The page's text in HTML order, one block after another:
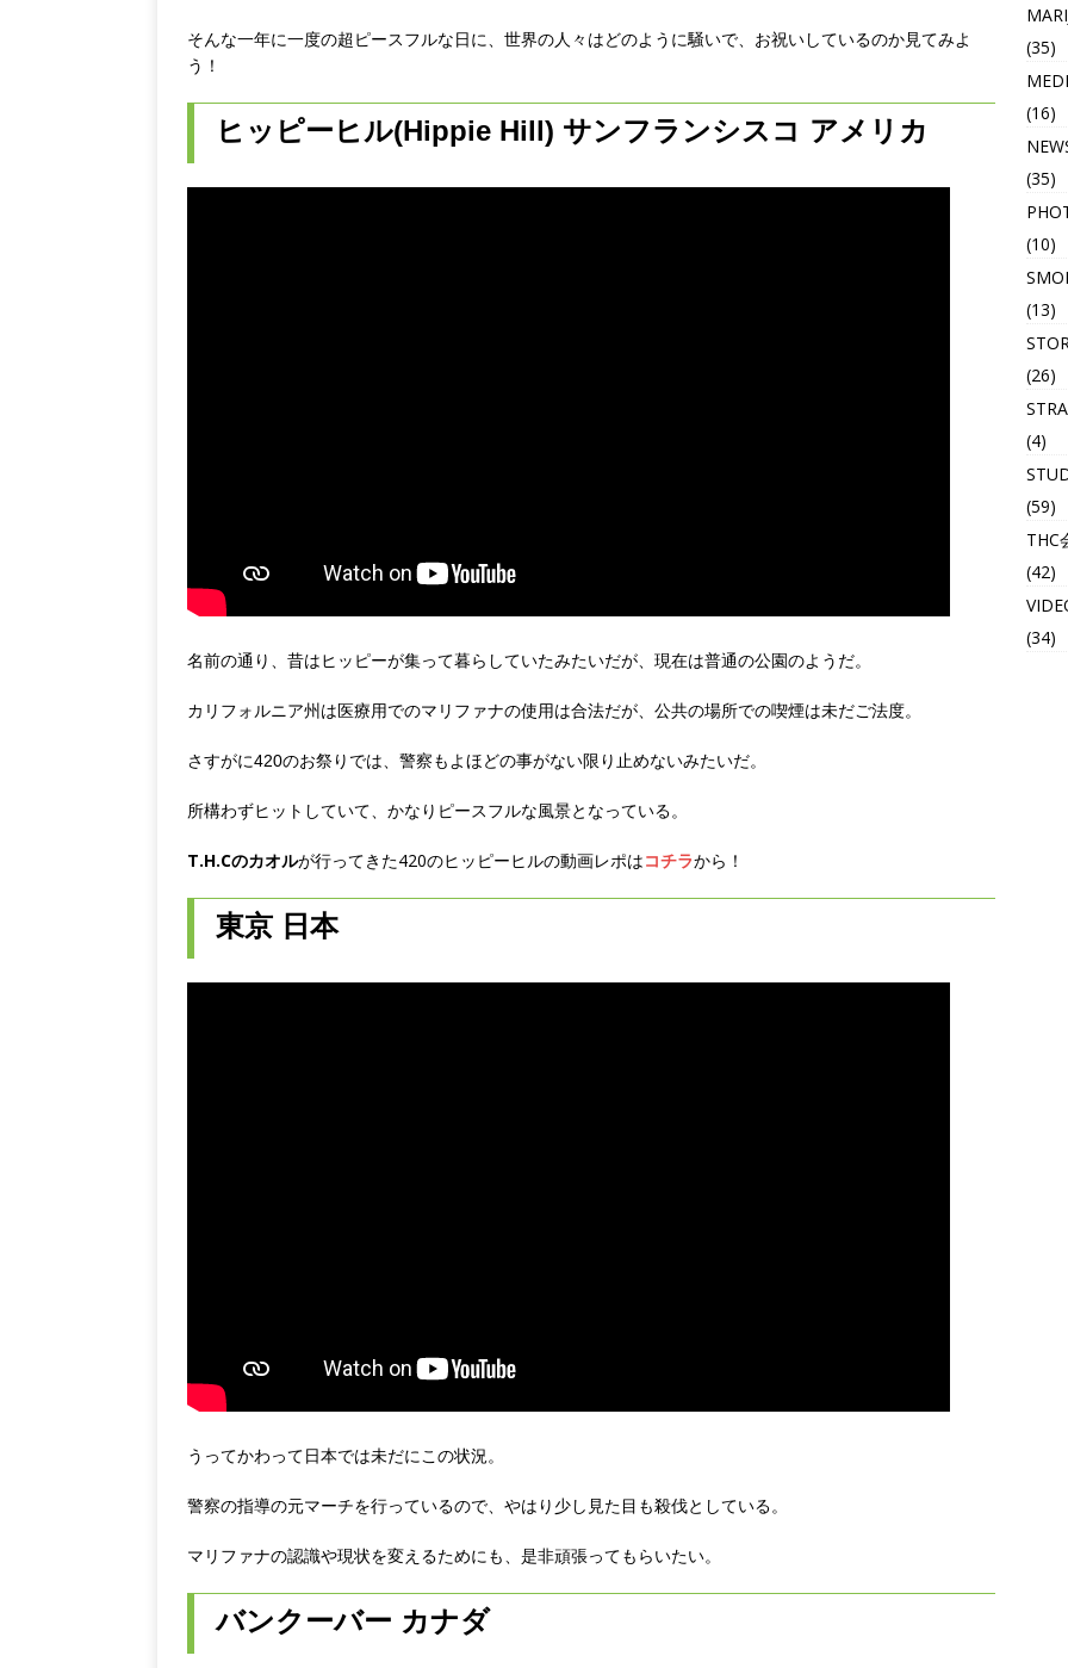
そんな一年に一度の超ピースフルな日に、世界の人々はどのように騒いで、お祝いしているのか見てみよ
う！
ヒッピーヒル(Hippie Hill) サンフランシスコ アメリカ
名前の通り、昔はヒッピーが集って暮らしていたみたいだが、現在は普通の公園のようだ。
カリフォルニア州は医療用でのマリファナの使用は合法だが、公共の場所での喫煙は未だご法度。
さすがに420のお祭りでは、警察もよほどの事がない限り止めないみたいだ。
所構わずヒットしていて、かなりピースフルな風景となっている。
T.H.Cのカオルが行ってきた420のヒッピーヒルの動画レポはコチラから！
東京 日本
うってかわって日本では未だにこの状況。
警察の指導の元マーチを行っているので、やはり少し見た目も殺伐としている。
マリファナの認識や現状を変えるためにも、是非頑張ってもらいたい。
バンクーバー カナダ
(35)
(16)
(35)
(10)
(13)
(26)
(4)
(59)
THC
(42)
(34)